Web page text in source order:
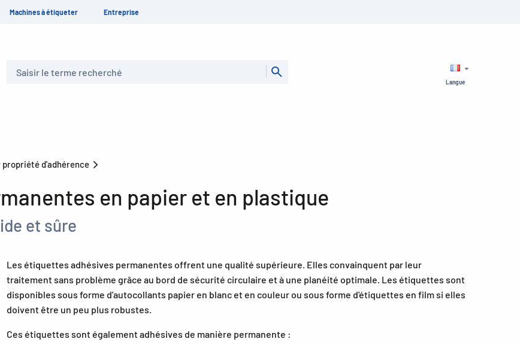
Machines à étiqueter Entreprise
Langue
d'adhérence
en papier et en plastique
et sûre
Les étiquettes adhésives permanentes offrent une qualité supérieure. Elles convainquent par leur
traitement sans problème grâce au bord de sécurité circulaire et à une planéité optimale. Les étiquettes sont
disponibles sous forme d'autocollants papier en blanc et en couleur ou sous forme d'étiquettes en film si elles
doivent être un peu plus robustes.
Ces étiquettes sont également adhésives de manière permanente :